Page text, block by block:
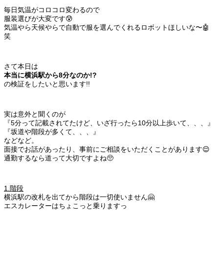
毎日気温がコロコロ変わるので
服装選びが大変です😰
気温やら天候やらで自動で服を選んでくれるロボットほしいな〜🤖
笑
さて本日は
本当に横浜駅から8分なのか!?
の検証をしたいと思います!!
実は意外と聞くのが
『5分って記載されてたけど、いざ行ったら10分以上歩いて、、、』
『坂道や階段が多くて、、、』
などなど。
面接でお話があったり、事前にご相談をいただくことがあります😌
通勤するなら道って大切ですよね🥺
1.階段
横浜駅の改札を出てから階段は一切使いません🤗
エスカレーターはちょこっと乗りますっ